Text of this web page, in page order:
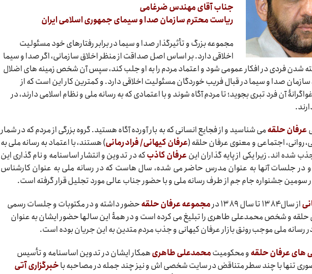
جناب آقای مهندس ضرغامی
ریاست محترم سازمان صدا و سیمای جمهوری اسلامی ایران
مجموعه بزرگ و تأثیرگذار صدا و سیما در برابر رفتارهای خود مسئولیت
اخلاقی دارد. بر اساس اصل صداقت از منظر اخلاق سازمانی، اگر صدا و سیما
شدن فردی در افکار عمومی شود و اعتماد مردم را به او جلب کند، سپس آن شخص زمینه های اضلال
سازمان صدا و سیما در قبال فریب خوردگان مسئولیت اخلاقی دارد. و کمترین کار این است که از
آن فرد تبری بجوید؛ تا مردم آگاه شوند و با اعتمادی که به رسانه ملی و نظام اسلامی دارند، در
عرفان حلقهمی شناسید و از فجایع انسانی که به بار آورده آگاه هستید. گروه بزرگی از مردم که در شمار
اجتماعی و معنوی عرفان حلقه (عرفان کیهانی/ فرادرمانی) هستند، با اعتماد به رسانه ملی به
شده اند. زیرا یکی از پایه گذاران این عرفان کاذبکه در تدوین و انتشار اساسنامه و نام گذاری این
در جلسات آنها به عنوان مدرس حاضر می شده، سال هاست که در رسانه ملی به عنوان کارشناس
جشنواره جام جم از طرف رسانه ملی و با حضور جناب عالی مورد تجلیل قرار گرفته است.
از سال ۱۳۸۴ تا سال ۱۳۸۹ در مجموعه عرفان حلقهحضور داشته و در مکتوبات و جلسات رسمی
حلقه و شخص محمدعلی طاهری را تبلیغ می کرده است و در همۀ این سالها حضور ایشان به عنوان
ملی موجب رونق بازار عرفان کیهانی و جذب مردم متدین به این جریان بوده است.
های عرفان حلقهو محکومیتمحمدعلی طاهریهمکار ایشان در تدوین اساسنامه و تأسیس
تنها با چند سطر متناقض در سایت شخصی اش و نیز چند جمله در مصاحبه باخبرگزاری آتی